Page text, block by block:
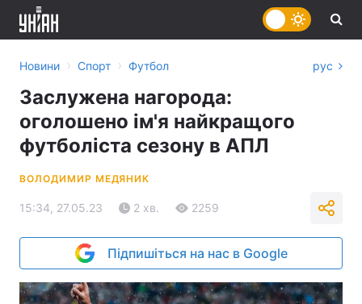
Новини › Спорт › Футбол рус
Заслужена нагорода:
оголошено ім'я найкращого
футболіста сезону в АПЛ
ВОЛОДИМИР МЕДЯНИК
15:34, 27.05.23 2 хв. 2259
Підпишіться на нас в Google